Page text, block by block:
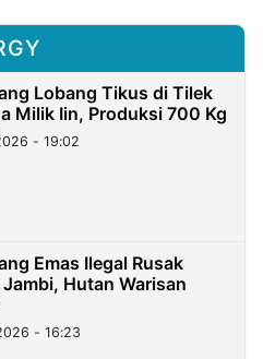
Lobang Tikus di Tilek
Milik Iin, Produksi 700 Kg
- 19:02
Emas Ilegal Rusak
Jambi, Hutan Warisan
- 16:23